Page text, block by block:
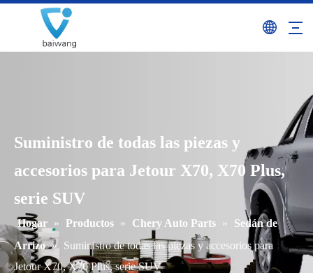
Suministro de todas las piezas y
accesorios para Jetour X70, X70 Plus,
serie SUV
Hogar » Productos » Chery Auto Parts »
Sedán de
Arrizo » Suministro de todas las piezas y accesorios para
Jetour X70, X70 Plus, serie SUV